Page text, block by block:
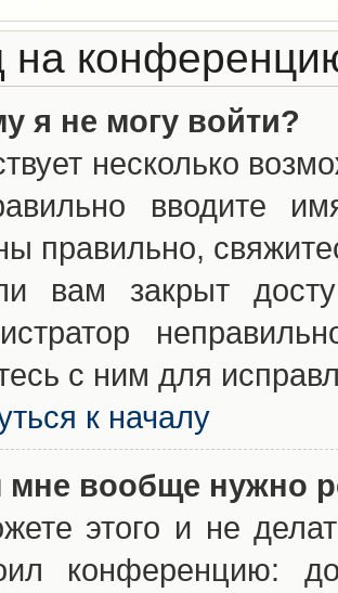
на
я не могу войти?
несколько
вводите
правильно,
вам закрыт
с ним для
к началу
мне вообще нужно
этого и не
конференцию: